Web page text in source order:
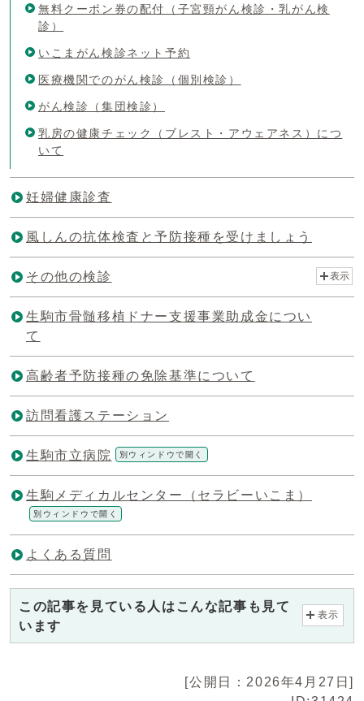
無料クーポン券の配付（子宮頸がん検診・乳がん検
診）
いこまがん検診ネット予約
医療機関でのがん検診（個別検診）
がん検診（集団検診）
乳房の健康チェック（ブレスト・アウェアネス）につ
いて
妊婦健康診査
風しんの抗体検査と予防接種を受けましょう
その他の検診 表示
生駒市骨髄移植ドナー支援事業助成金につい
て
高齢者予防接種の免除基準について
訪問看護ステーション
生駒市立病院 別ウィンドウで開く
生駒メディカルセンター（セラビーいこま）
別ウィンドウで開く
よくある質問
この記事を見ている人はこんな記事も見て
います
表示
[公開日：2026年4月27日]